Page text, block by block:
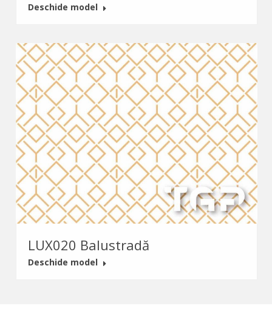
Deschide model
LUX020 Balustradă
Deschide model